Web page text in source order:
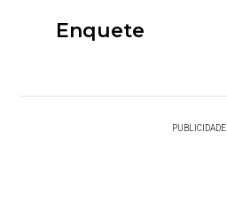
Enquete
PUBLICIDADE